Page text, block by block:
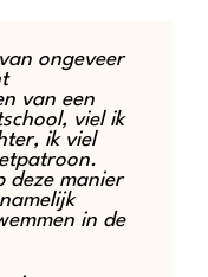
ongeveer
van een
viel ik
ik viel
deze manier
in de